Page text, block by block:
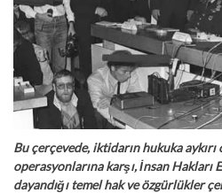
Bu çerçevede, iktidarın hukuka
operasyonlarına karşı, İnsan Hakları
dayandığı temel hak ve özgürlükler